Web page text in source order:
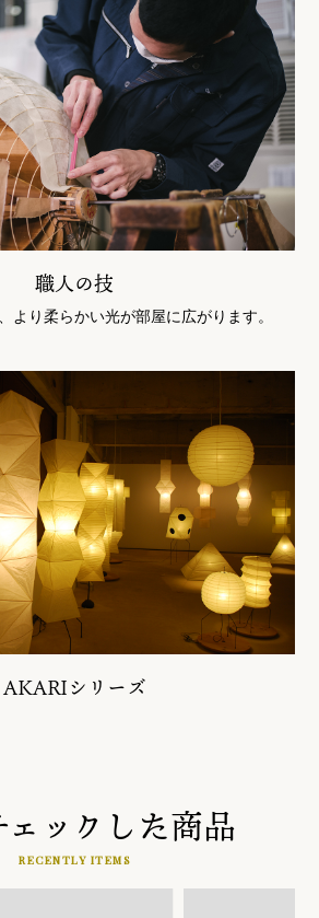
職人の技
より柔らかい光が部屋に広がります。
AKARIシリーズ
ックした商品
RECENTLY ITEMS